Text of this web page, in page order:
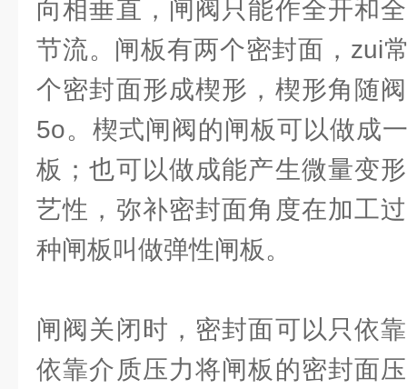
向相垂直，闸阀只能作全开和
节流。闸板有两个密封面，zui
个密封面形成楔形，楔形角随
5o。楔式闸阀的闸板可以做成
板；也可以做成能产生微量变
艺性，弥补密封面角度在加工
种闸板叫做弹性闸板。
闸阀关闭时，密封面可以只依
依靠介质压力将闸板的密封面